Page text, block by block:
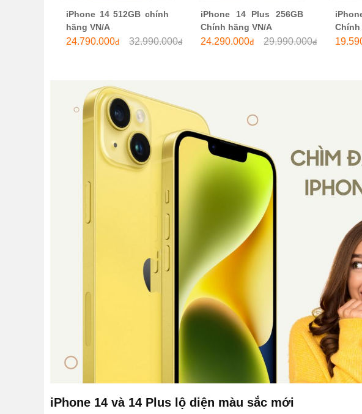
iPhone 14 512GB chính
hãng VN/A
24.790.000đ 32.990.000đ
iPhone 14 Plus 256GB
Chính hãng VN/A
24.290.000đ 29.990.000đ
Chính
iPhone 14 và 14 Plus lộ diện màu sắc mới